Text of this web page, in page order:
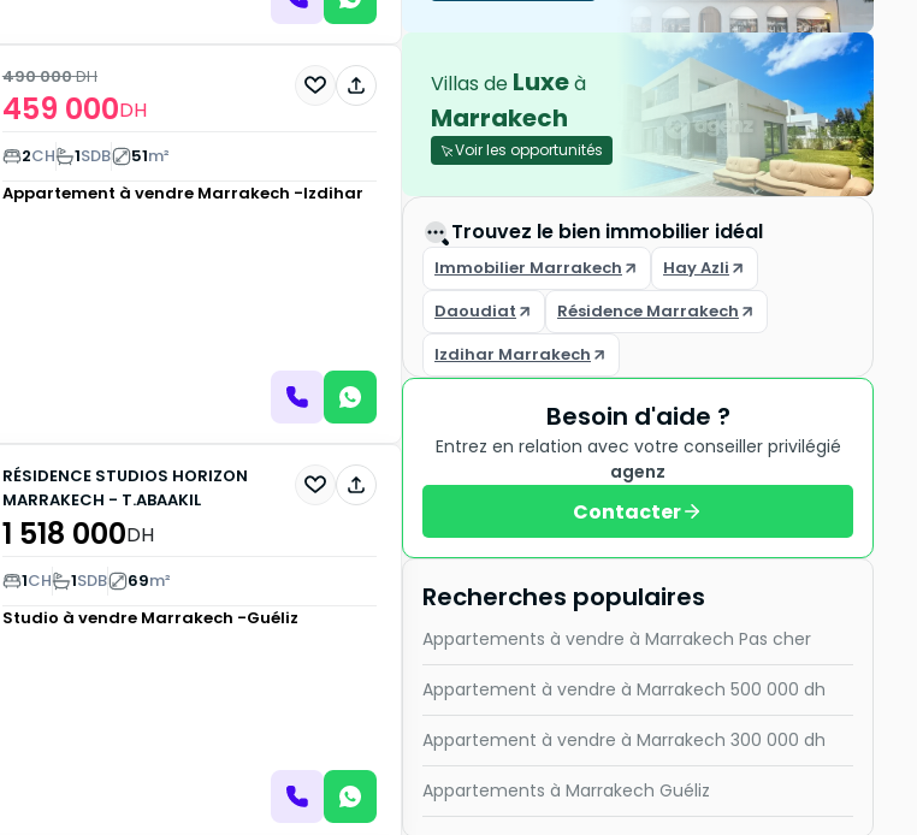
459 000DH
490 000DH
2CH 1SDB 51m²
Appartement à vendre Marrakech -Izdihar
RÉSIDENCE STUDIOS HORIZON
MARRAKECH - T.ABAAKIL
1 518 000DH
1CH 1SDB 69m²
Studio à vendre Marrakech -Guéliz
Villas de Luxeà
Marrakech
Voir les opportunités
Trouvez le bien immobilier idéal
Immobilier Marrakech
Hay Azli
Daoudiat
Résidence Marrakech
Izdihar Marrakech
Besoin d'aide ?
Entrez en relation avec votre conseiller privilégié
agenz
Contacter
Recherches populaires
Appartements à vendre à Marrakech Pas cher
Appartement à vendre à Marrakech 500 000 dh
Appartement à vendre à Marrakech 300 000 dh
Appartements à Marrakech Guéliz